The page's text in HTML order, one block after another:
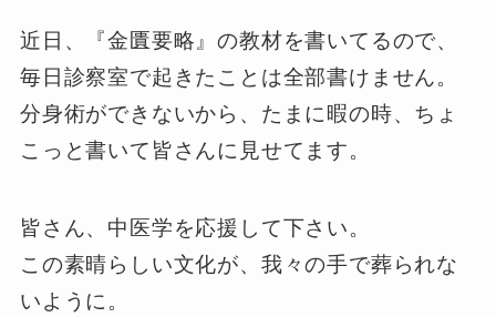
近日、『金匱要略』の教材を書いてるので、
毎日診察室で起きたことは全部書けません。
分身術ができないから、たまに暇の時、ちょ
こっと書いて皆さんに見せてます。
皆さん、中医学を応援して下さい。
この素晴らしい文化が、我々の手で葬られな
いように。